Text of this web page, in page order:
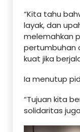
“Kita tahu
layak, dan
melemahkan
pertumbuhan
kuat jika
Ia menutup
“Tujuan kita
solidaritas